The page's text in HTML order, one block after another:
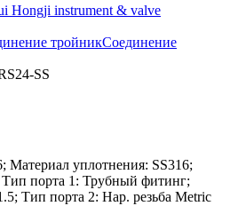
Hongji instrument & valve
тройникСоединение
SS
Материал уплотнения: SS316;
порта 1: Трубный фитинг;
Тип порта 2: Нар. резьба Metric